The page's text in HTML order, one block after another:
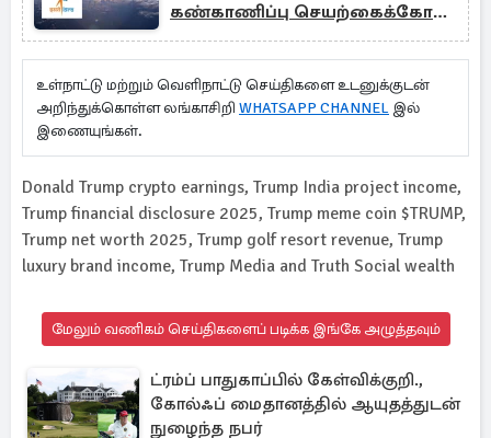
கண்காணிப்பு செயற்கைக்கோள்
திட்டம்
உள்நாட்டு மற்றும் வெளிநாட்டு செய்திகளை உடனுக்குடன்
அறிந்துக்கொள்ள லங்காசிறி WHATSAPP CHANNEL இல்
இணையுங்கள்.
Donald Trump crypto earnings, Trump India project income,
Trump financial disclosure 2025, Trump meme coin $TRUMP,
Trump net worth 2025, Trump golf resort revenue, Trump
luxury brand income, Trump Media and Truth Social wealth
மேலும் வணிகம் செய்திகளைப் படிக்க இங்கே அழுத்தவும்
ட்ரம்ப் பாதுகாப்பில் கேள்விக்குறி.,
கோல்ஃப் மைதானத்தில் ஆயுதத்துடன்
நுழைந்த நபர்